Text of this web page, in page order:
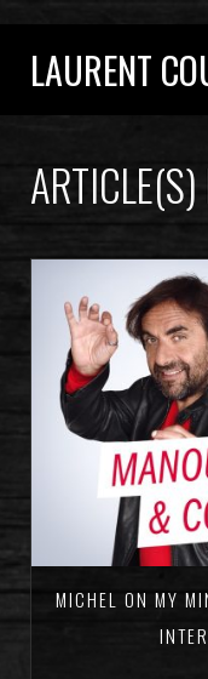
LAURENT
MICHEL ON MY
INTER